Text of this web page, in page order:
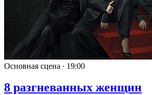
Основная сцена ∙ 19:00
8 разгневанных женщин